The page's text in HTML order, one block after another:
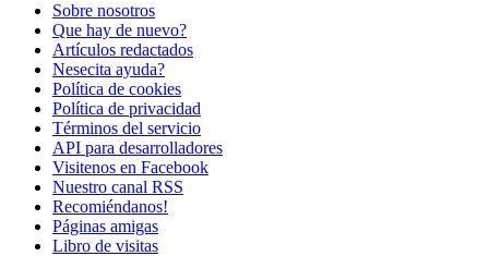
Sobre nosotros
Que hay de nuevo?
Artículos redactados
Nesecita ayuda?
Política de cookies
Política de privacidad
Términos del servicio
API para desarrolladores
Visitenos en Facebook
Nuestro canal RSS
Recomiéndanos!
Páginas amigas
Libro de visitas